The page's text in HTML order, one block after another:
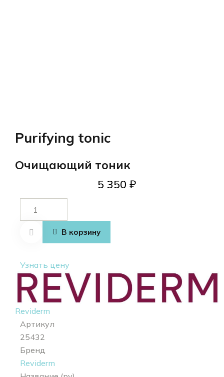
Purifying tonic
Очищающий тоник
5 350 ₽
Количество
товара
Purifying
В корзину
Узнать цену
Reviderm
Артикул
25432
Бренд
Reviderm